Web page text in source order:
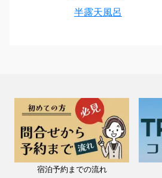
半露天風呂
宿泊予約までの流れ